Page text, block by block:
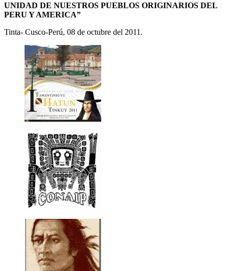
UNIDAD DE NUESTROS PUEBLOS ORIGINARIOS DEL
PERU Y AMERICA”
Tinta- Cusco-Perú, 08 de octubre del 2011.